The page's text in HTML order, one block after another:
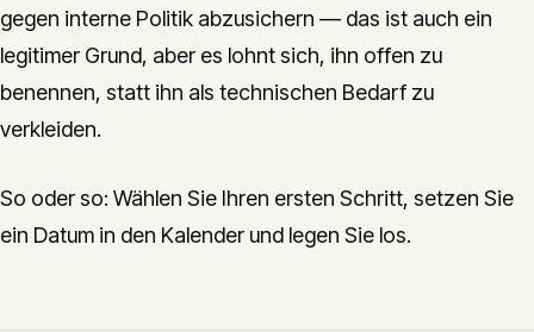
gegen interne Politik abzusichern — das ist auch ein
legitimer Grund, aber es lohnt sich, ihn offen zu
benennen, statt ihn als technischen Bedarf zu
verkleiden.
So oder so: Wählen Sie Ihren ersten Schritt, setzen Sie
ein Datum in den Kalender und legen Sie los.